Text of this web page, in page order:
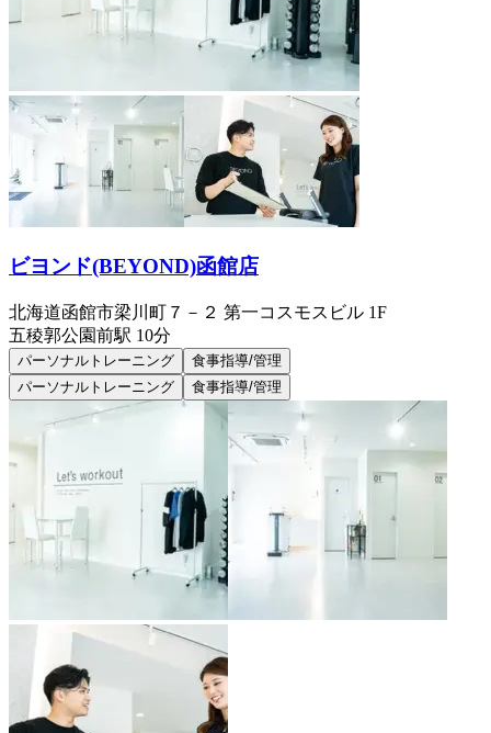
ビヨンド(BEYOND)函館店
北海道函館市梁川町７－２ 第一コスモスビル 1F
五稜郭公園前駅 10分
パーソナルトレーニング
食事指導/管理
パーソナルトレーニング
食事指導/管理